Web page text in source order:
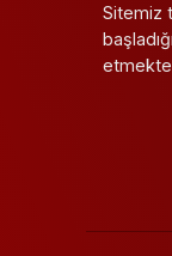
Sitemiz